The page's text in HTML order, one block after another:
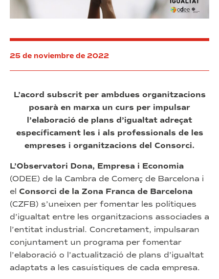
25 de noviembre de 2022
L’acord subscrit per ambdues organitzacions
posarà en marxa un curs per impulsar
l’elaboració de plans d’igualtat adreçat
específicament les i als professionals de les
empreses i organitzacions del Consorci.
L’Observatori Dona, Empresa i Economia
(ODEE) de la Cambra de Comerç de Barcelona i
el Consorci de la Zona Franca de Barcelona
(CZFB) s’uneixen per fomentar les polítiques
d’igualtat entre les organitzacions associades a
l’entitat industrial. Concretament, impulsaran
conjuntament un programa per fomentar
l’elaboració o l’actualització de plans d’igualtat
adaptats a les casuístiques de cada empresa.